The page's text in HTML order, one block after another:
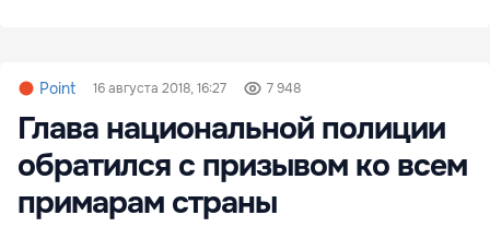
Point 16 августа 2018, 16:27 7 948
Глава национальной полиции
обратился с призывом ко всем
примарам страны